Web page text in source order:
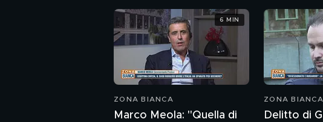
ZONA BIANCA
Marco Meola: "Quella di
6 MIN
ZONA BIANCA
Delitto di